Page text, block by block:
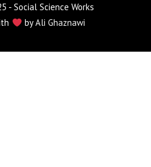
- Social Science Works
byAli Ghaznawi